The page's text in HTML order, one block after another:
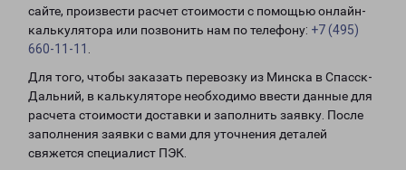
сайте, произвести расчет стоимости с помощью онлайн-
калькулятора или позвонить нам по телефону: +7 (495)
660-11-11
Для того, чтобы заказать перевозку из Минска в Спасск-
Дальний, в калькуляторе необходимо ввести данные для
расчета стоимости доставки и заполнить заявку. После
заполнения заявки с вами для уточнения деталей
свяжется специалист ПЭК.